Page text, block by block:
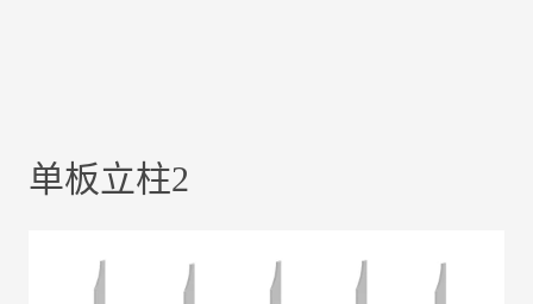
单板立柱2